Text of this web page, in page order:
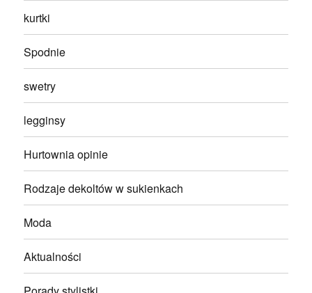
kurtki
Spodnie
swetry
legginsy
Hurtownia opinie
Rodzaje dekoltów w sukienkach
Moda
Aktualności